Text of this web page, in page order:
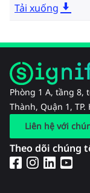
Tải xuống
Phòng 1 A, tầng 8,
Thành, Quận 1, TP.
Liên hệ với
Theo dõi chúng